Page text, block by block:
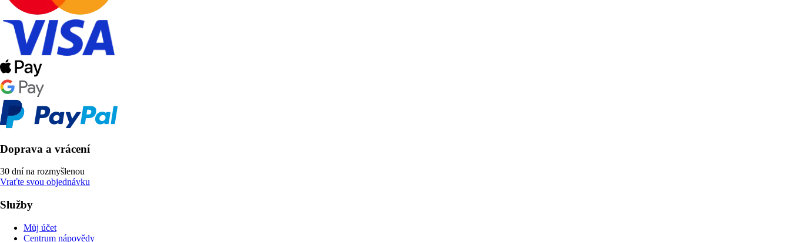
Doprava a vrácení
30 dní na rozmyšlenou
Vraťte svou objednávku
Služby
Můj účet
Centrum nápovědy